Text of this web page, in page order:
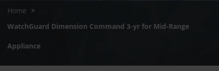
Home
WatchGuard Dimension Command 3-yr for Mid-Range
Appliance